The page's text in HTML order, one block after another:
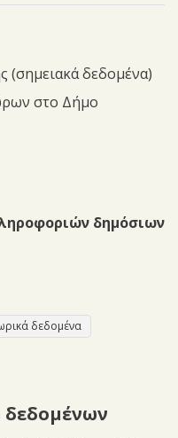
(σημειακά δεδομένα)
στο Δήμο
δημόσιων
δεδομένα
δεδομένων